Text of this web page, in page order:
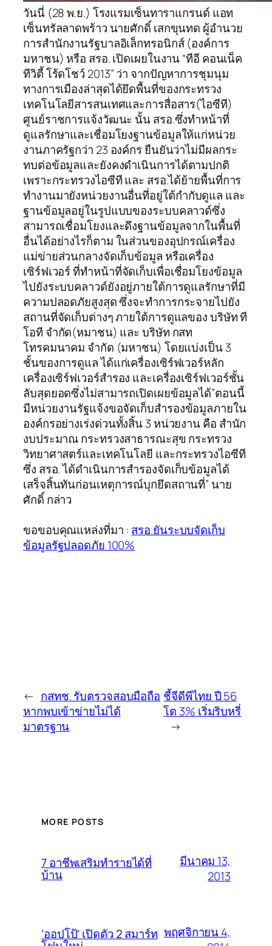
วันนี่ (28 พ.ย.) โรงแรมเซ็นทาราแกรนด์ แอท
เซ็นทรัลลาดพร้าว นายศักดิ์ เสกขุนทด ผู้อำนวย
การสำนักงานรัฐบาลอิเล็กทรอนิกส์ (องค์การ
มหาชน) หรือ สรอ. เปิดเผยในงาน “ทีอี คอนเน็ค
ทีวิตี้ โร้ดโชว์ 2013” ว่า จากปัญหาการชุมนุม
ทางการเมืองล่าสุดได้ยึดพื้นที่ของกระทรวง
เทคโนโลยีสารสนเทศและการสื่อสาร(ไอซีที)
ศูนย์ราชการแจ้งวัฒนะ นั้น สรอ.ซึ่งทำหน้าที่
ดูแลรักษาและเชื่อมโยงฐานข้อมูลให้แก่หน่วย
งานภาครัฐกว่า 23 องค์กร ยืนยันว่าไม่มีผลกระ
ทบต่อข้อมูลและยังคงดำเนินการได้ตามปกติ
เพราะกระทรวงไอซีที และ สรอ.ได้ย้ายพื้นที่การ
ทำงานมายังหน่วยงานอื่นที่อยู่ใต้กำกับดูแล และ
ฐานข้อมูลอยู่ในรูปแบบของระบบคลาวด์ซึ่ง
สามารถเชื่อมโยงและดึงฐานข้อมูลจากในพื้นที่
อื่นได้อย่างไรก็ตาม ในส่วนของอุปกรณ์เครื่อง
แม่ข่ายส่วนกลางจัดเก็บข้อมูล หรือเครื่อง
เซิร์ฟเวอร์ ที่ทำหน้าที่จัดเก็บเพื่อเชื่อมโยงข้อมูล
ไปยังระบบคลาวด์ยังอยู่ภายใต้การดูแลรักษาที่มี
ความปลอดภัยสูงสุด ซึ่งจะทำการกระจายไปยัง
สถานที่จัดเก็บต่างๆ ภายใต้การดูแลของ บริษัท ที
โอที จำกัด(หมาชน) และ บริษัท กสท
โทรคมนาคม จำกัด (มหาชน) โดยแบ่งเป็น 3
ชั้นของการดูแล ได้แก่เครื่องเซิร์ฟเวอร์หลัก
เครื่องเซิร์ฟเวอร์สำรอง และเครื่องเซิร์ฟเวอร์ชั้น
ลับสุดยอดซึ่งไม่สามารถเปิดเผยข้อมูลได้”ตอนนี้
มีหน่วยงานรัฐแจ้งขอจัดเก็บสำรองข้อมูลภายใน
องค์กรอย่างเร่งด่วนทั้งสิ้น 3 หน่วยงาน คือ สำนัก
งบประมาณ กระทรวงสาธารณะสุข กระทรวง
วิทยาศาสตร์และเทคโนโลยี และกระทรวงไอซีที
ซึ่ง สรอ. ได้ดำเนินการสำรองจัดเก็บข้อมูลได้
เสร็จสิ้นทันก่อนเหตุการณ์บุกยึดสถานที่” นาย
ศักดิ์ กล่าว
ขอขอบคุณแหล่งที่มา : สรอ.ยันระบบจัดเก็บ
ข้อมูลรัฐปลอดภัย 100%
← กสทช. รับตรวจสอบมือถือ
หากพบเข้าข่ายไม่ได้
มาตรฐาน
ชี้จีดีพีไทย ปี 56
โต 3% เริ่มริบหรี่
→
MORE POSTS
7 อาชีพเสริมทำรายได้ที่
บ้าน
มีนาคม 13,
2013
‘ออปโป้’ เปิดตัว 2 สมาร์ท พฤศจิกายน 4,